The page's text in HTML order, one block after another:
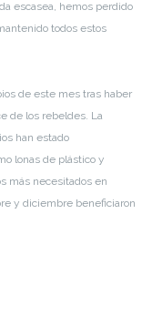
escasea, hemos perdido
todos estos
de este mes tras haber
de los rebeldes. La
han estado
lonas de plástico y
más necesitados en
y diciembre beneficiaron